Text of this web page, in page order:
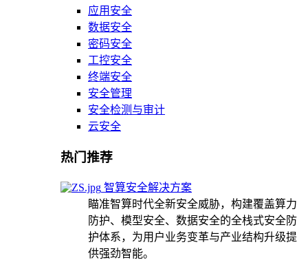
应用安全
数据安全
密码安全
工控安全
终端安全
安全管理
安全检测与审计
云安全
热门推荐
智算安全解决方案
瞄准智算时代全新安全威胁，构建覆盖算力
防护、模型安全、数据安全的全栈式安全防
护体系，为用户业务变革与产业结构升级提
供强劲智能。